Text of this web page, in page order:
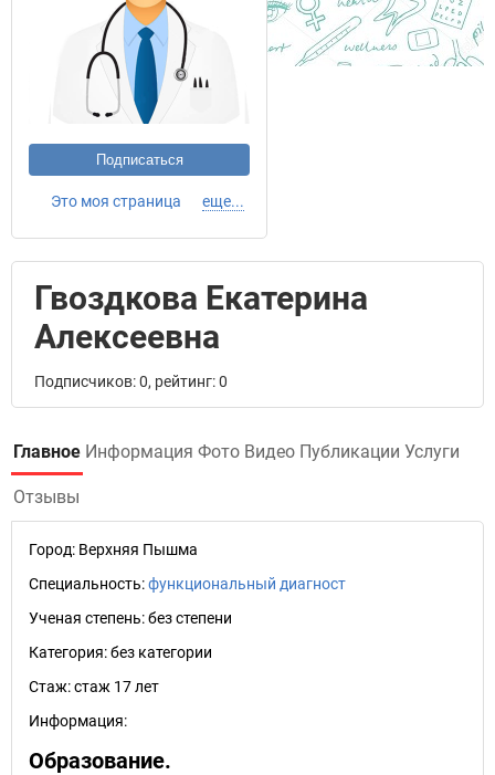
Подписаться
Это моя страница еще...
Гвоздкова Екатерина
Алексеевна
Подписчиков: 0, рейтинг: 0
Главное Информация Фото Видео Публикации Услуги
Отзывы
Город: Верхняя Пышма
Специальность:функциональный диагност
Ученая степень:без степени
Категория:без категории
Стаж:стаж 17 лет
Информация:
Образование.